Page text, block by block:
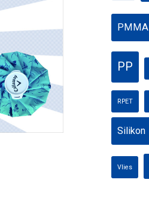
PMMA
PP
RPET
Silikon
Vlies